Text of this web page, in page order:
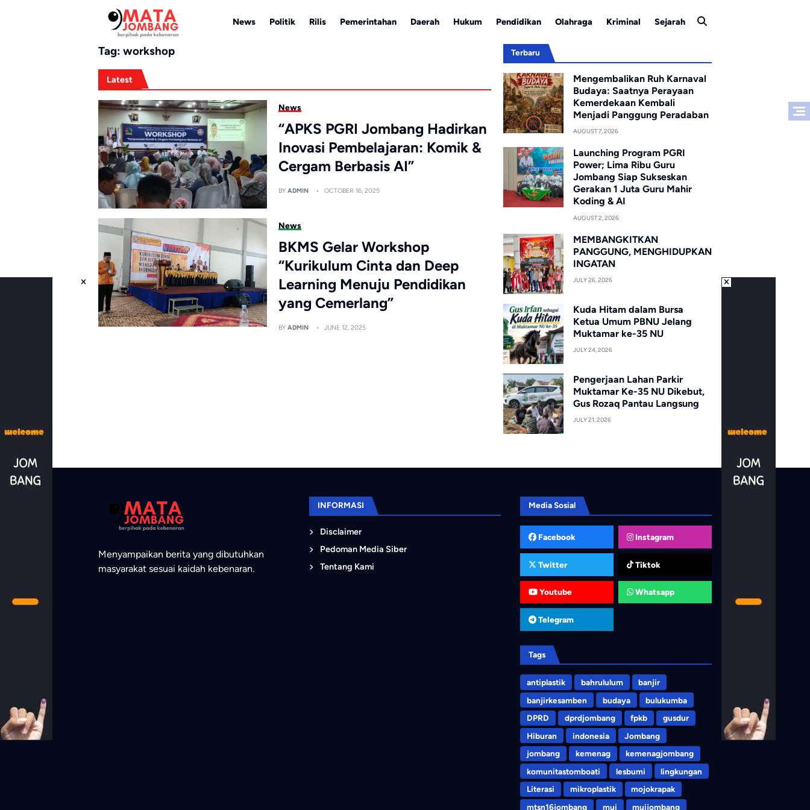
News Politik Rilis Pemerintahan Daerah Hukum Pendidikan Olahraga Kriminal Sejarah
Tag: workshop
Latest
News
“APKS PGRI Jombang Hadirkan
Inovasi Pembelajaran: Komik &
Cergam Berbasis AI”
BYADMIN OCTOBER 16, 2025
News
BKMS Gelar Workshop
“Kurikulum Cinta dan Deep
Learning Menuju Pendidikan
yang Cemerlang”
BYADMIN JUNE 12, 2025
Terbaru
Mengembalikan Ruh Karnaval
Budaya: Saatnya Perayaan
Kemerdekaan Kembali
Menjadi Panggung Peradaban
AUGUST 7, 2026
Launching Program PGRI
Power; Lima Ribu Guru
Jombang Siap Sukseskan
Gerakan 1 Juta Guru Mahir
Koding & AI
AUGUST 2, 2026
MEMBANGKITKAN
PANGGUNG, MENGHIDUPKAN
INGATAN
JULY 26, 2026
Kuda Hitam dalam Bursa
Ketua Umum PBNU Jelang
Muktamar ke-35 NU
JULY 24, 2026
Pengerjaan Lahan Parkir
Muktamar Ke-35 NU Dikebut,
Gus Rozaq Pantau Langsung
JULY 21, 2026
Menyampaikan berita yang dibutuhkan
masyarakat sesuai kaidah kebenaran.
INFORMASI
Disclaimer
Pedoman Media Siber
Tentang Kami
Media Sosial
Facebook Instagram
Twitter Tiktok
Youtube Whatsapp
Telegram
Tags
antiplastik bahrululum
banjir
banjirkesamben
budaya
bulukumba
DPRD
dprdjombang fpkb
gusdur
Hiburan
indonesia
Jombang
jombang
kemenag
kemenagjombang
komunitastomboati
lesbumi
lingkungan
Literasi
mikroplastik
mojokrapak
mtsn16jombang
mui muijombang